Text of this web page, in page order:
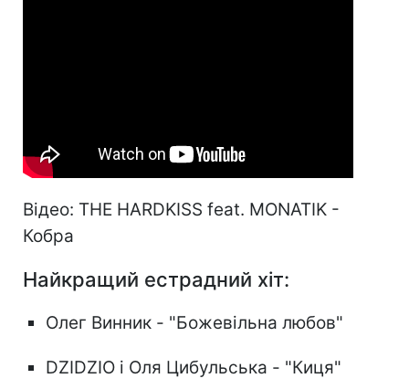
Відео: THE HARDKISS feat. MONATIK -
Кобра
Найкращий естрадний хіт:
Олег Винник - "Божевільна любов"
DZIDZIO і Оля Цибульська - "Киця"